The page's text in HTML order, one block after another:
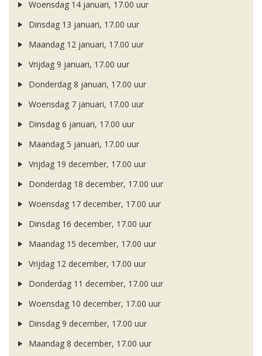
Woensdag 14 januari, 17.00 uur
Dinsdag 13 januari, 17.00 uur
Maandag 12 januari, 17.00 uur
Vrijdag 9 januari, 17.00 uur
Donderdag 8 januari, 17.00 uur
Woensdag 7 januari, 17.00 uur
Dinsdag 6 januari, 17.00 uur
Maandag 5 januari, 17.00 uur
Vrijdag 19 december, 17.00 uur
Donderdag 18 december, 17.00 uur
Woensdag 17 december, 17.00 uur
Dinsdag 16 december, 17.00 uur
Maandag 15 december, 17.00 uur
Vrijdag 12 december, 17.00 uur
Donderdag 11 december, 17.00 uur
Woensdag 10 december, 17.00 uur
Dinsdag 9 december, 17.00 uur
Maandag 8 december, 17.00 uur